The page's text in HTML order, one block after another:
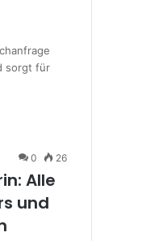
sorgt für
0 26
Alle
und